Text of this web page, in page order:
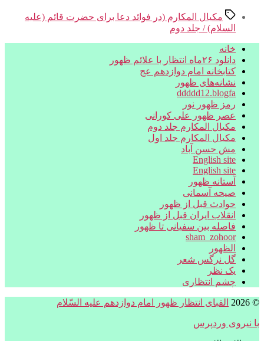
برچسب‌ها
مکیال المکارم (در فوائد دعا برای حضرت قائم (علیه
السلام) / جلد دوم
خانه
دانلود ۲۶ماه انتظار با علائم ظهور
کتابخانه امام دوازدهم عج
نشانه‌های ظهور
ddddd12.blogfa
رمز ظهور نور
عصر ظهور علی کورانی
مکیال المکارم جلد دوم
مکیال المکارم جلد اول
مش حسن آباد
English site
English site
آستانه ظهور
صیحه آسمانی
حوادث قبل از ظهور
انقلاب ایران قبل از ظهور
فاصله بین سفیانی تا ظهور
sham_zohoor
الظهور
گل نرگس شعر
یک نظر
چشم انتظاری
© 2026 الفبای انتظار ظهور امام دوازدهم علیه السّلام
با نیروی وردپرس